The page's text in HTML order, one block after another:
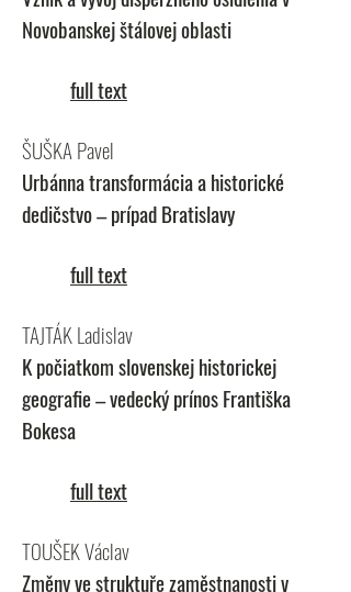
Novobanskej štálovej oblasti
full text
ŠUŠKA Pavel
Urbánna transformácia a historické
dedičstvo – prípad Bratislavy
full text
TAJTÁK Ladislav
K počiatkom slovenskej historickej
geografie – vedecký prínos Františka
Bokesa
full text
TOUŠEK Václav
Změny ve struktuře zaměstnanosti v